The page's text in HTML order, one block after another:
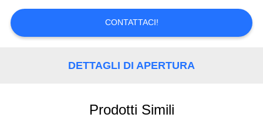
MAPPA
CONTATTACI!
DETTAGLI DI APERTURA
Prodotti Simili